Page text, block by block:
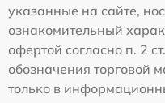
указанные на сайте,
ознакомительный
офертой согласно п. 2
обозначения торговой
только в